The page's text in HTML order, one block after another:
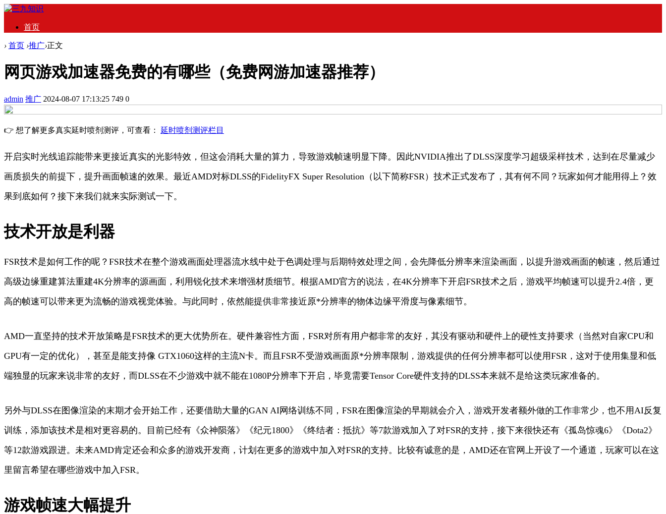
首页
› 首页 ›推广›正文
网页游戏加速器免费的有哪些（免费网游加速器推荐）
admin 推广 2024-08-07 17:13:25 749 0
👉 想了解更多真实延时喷剂测评，可查看： 延时喷剂测评栏目
开启实时光线追踪能带来更接近真实的光影特效，但这会消耗大量的算力，导致游戏帧速明显下降。因此NVIDIA推出了DLSS深度学习超级采样技术，达到在尽量减少
画质损失的前提下，提升画面帧速的效果。最近AMD对标DLSS的FidelityFX Super Resolution（以下简称FSR）技术正式发布了，其有何不同？玩家如何才能用得上？效
果到底如何？接下来我们就来实际测试一下。
技术开放是利器
FSR技术是如何工作的呢？FSR技术在整个游戏画面处理器流水线中处于色调处理与后期特效处理之间，会先降低分辨率来渲染画面，以提升游戏画面的帧速，然后通过
高级边缘重建算法重建4K分辨率的源画面，利用锐化技术来增强材质细节。根据AMD官方的说法，在4K分辨率下开启FSR技术之后，游戏平均帧速可以提升2.4倍，更
高的帧速可以带来更为流畅的游戏视觉体验。与此同时，依然能提供非常接近原*分辨率的物体边缘平滑度与像素细节。
AMD一直坚持的技术开放策略是FSR技术的更大优势所在。硬件兼容性方面，FSR对所有用户都非常的友好，其没有驱动和硬件上的硬性支持要求（当然对自家CPU和
GPU有一定的优化），甚至是能支持像 GTX1060这样的主流N卡。而且FSR不受游戏画面原*分辨率限制，游戏提供的任何分辨率都可以使用FSR，这对于使用集显和低
端独显的玩家来说非常的友好，而DLSS在不少游戏中就不能在1080P分辨率下开启，毕竟需要Tensor Core硬件支持的DLSS本来就不是给这类玩家准备的。
另外与DLSS在图像渲染的末期才会开始工作，还要借助大量的GAN AI网络训练不同，FSR在图像渲染的早期就会介入，游戏开发者额外做的工作非常少，也不用AI反复
训练，添加该技术是相对更容易的。目前已经有《众神陨落》《纪元1800》《终结者：抵抗》等7款游戏加入了对FSR的支持，接下来很快还有《孤岛惊魂6》《Dota2》
等12款游戏跟进。未来AMD肯定还会和众多的游戏开发商，计划在更多的游戏中加入对FSR的支持。比较有诚意的是，AMD还在官网上开设了一个通道，玩家可以在这
里留言希望在哪些游戏中加入FSR。
游戏帧速大幅提升